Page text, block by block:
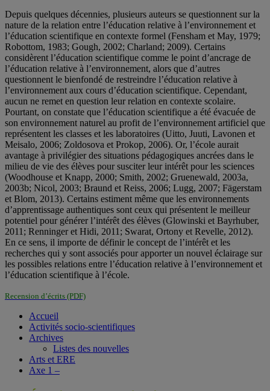
Depuis quelques décennies, plusieurs auteurs se questionnent sur la
nature de la relation entre l’éducation relative à l’environnement et
l’éducation scientifique en contexte formel (Fensham et May, 1979;
Robottom, 1983; Gough, 2002; Charland; 2009). Certains
considèrent l’éducation scientifique comme le point d’ancrage de
l’éducation relative à l’environnement, alors que d’autres
questionnent le bienfondé de restreindre l’éducation relative à
l’environnement aux cours d’éducation scientifique. Cependant,
aucun ne remet en question leur relation en contexte scolaire.
Pourtant, on constate que l’éducation scientifique a été évacuée de
son environnement naturel au profit de l’environnement artificiel que
représentent les classes et les laboratoires (Uitto, Juuti, Lavonen et
Meisalo, 2006; Zoldosova et Prokop, 2006). Or, l’école aurait
avantage à privilégier des situations pédagogiques ancrées dans le
milieu de vie des élèves pour susciter leur intérêt pour les sciences
(Woodhouse et Knapp, 2000; Smith, 2002; Gruenewald, 2003a,
2003b; Nicol, 2003; Braund et Reiss, 2006; Lugg, 2007; Fägerstam
et Blom, 2013). Certains estiment même que les environnements
d’apprentissage authentiques sont ceux qui présentent le meilleur
potentiel pour générer l’intérêt des élèves (Glowinski et Bayrhuber,
2011; Renninger et Hidi, 2011; Swarat, Ortony et Revelle, 2012).
En ce sens, il importe de définir le concept de l’intérêt et les
recherches qui y sont associés pour apporter un nouvel éclairage sur
les possibles relations entre l’éducation relative à l’environnement et
l’éducation scientifique à l’école.
Recension d’écrits (PDF)
Accueil
Activités socio-scientifiques
Archives
Listes des nouvelles
Arts et ERE
Axe 1 –